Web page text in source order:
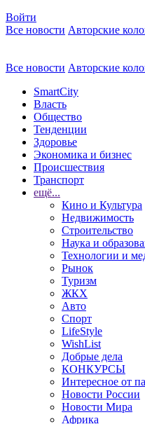
Войти
Все новости Авторские
Все новости Авторские
SmartCity
Власть
Общество
Тенденции
Здоровье
Экономика и бизнес
Происшествия
Транспорт
ещё...
Кино и Культура
Недвижимость
Строительство
Наука и
Технологии и
Рынок
Туризм
ЖКХ
Авто
Спорт
LifeStyle
WishList
Добрые дела
КОНКУРСЫ
Интересное от
Новости России
Новости Мира
Африка